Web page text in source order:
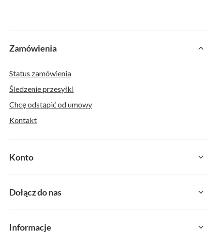
Zamówienia
Status zamówienia
Śledzenie przesyłki
Chcę odstąpić od umowy
Kontakt
Konto
Dołącz do nas
Informacje